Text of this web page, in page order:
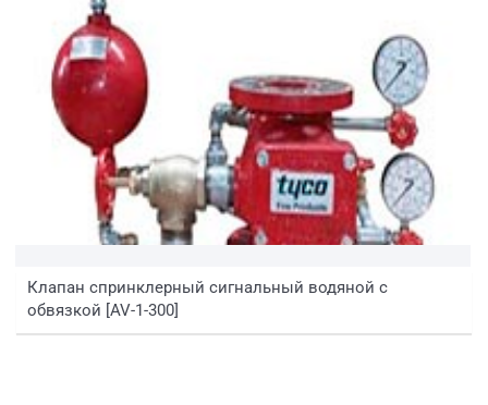
Клапан спринклерный сигнальный водяной с
обвязкой [AV-1-300]